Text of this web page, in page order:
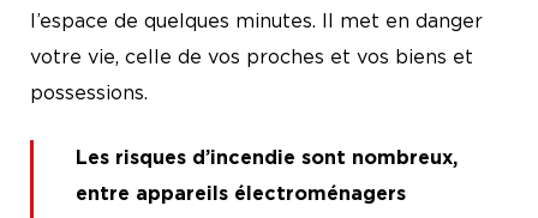
l’espace de quelques minutes. Il met en danger
votre vie, celle de vos proches et vos biens et
possessions.
Les risques d’incendie sont nombreux,
entre appareils électroménagers